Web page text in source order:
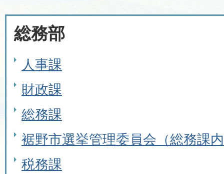
総務部
人事課
財政課
総務課
裾野市選挙管理委員会（総務課
税務課